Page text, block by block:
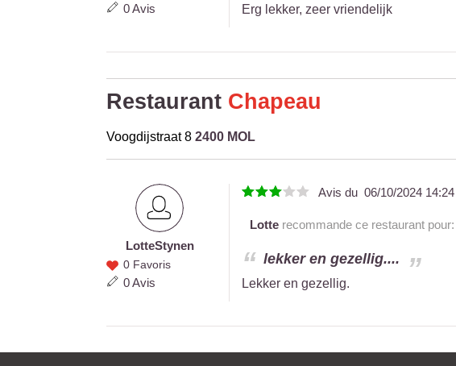
0 Avis Erg lekker, zeer vriendelijk
Restaurant Chapeau
Voogdijstraat 8 2400 MOL
Lotte
Stynen
LotteStynen
0 Favoris
0 Avis
Avis du 06/10/2024 14:24
Lotte recommande ce restaurant pour:
lekker en gezellig....
Lekker en gezellig.